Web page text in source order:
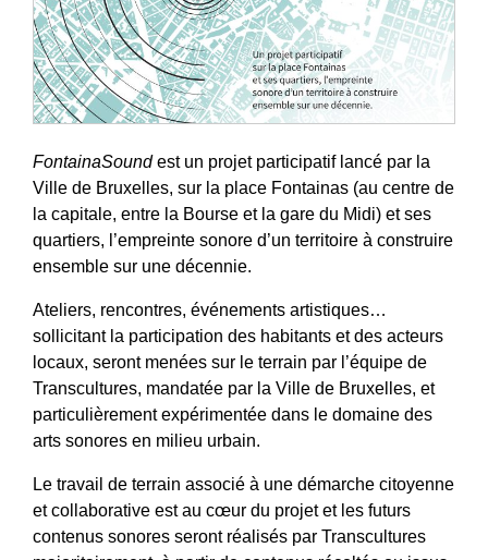
FontainaSound est un projet participatif lancé par la
Ville de Bruxelles, sur la place Fontainas (au centre de
la capitale, entre la Bourse et la gare du Midi) et ses
quartiers, l’empreinte sonore d’un territoire à construire
ensemble sur une décennie.
Ateliers, rencontres, événements artistiques…
sollicitant la participation des habitants et des acteurs
locaux, seront menées sur le terrain par l’équipe de
Transcultures, mandatée par la Ville de Bruxelles, et
particulièrement expérimentée dans le domaine des
arts sonores en milieu urbain.
Le travail de terrain associé à une démarche citoyenne
et collaborative est au cœur du projet et les futurs
contenus sonores seront réalisés par Transcultures